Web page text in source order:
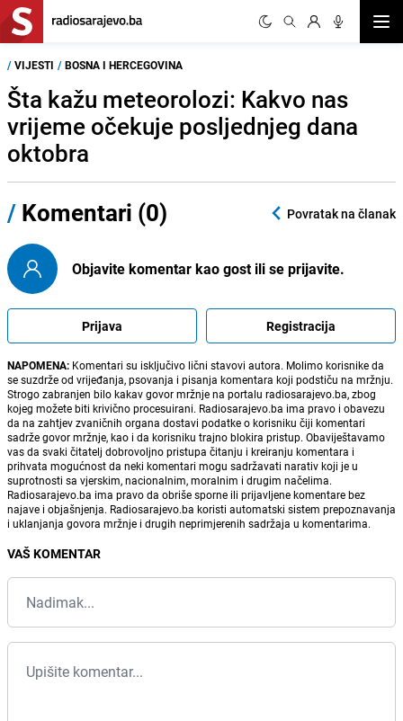
/ VIJESTI / BOSNA I HERCEGOVINA
Šta kažu meteorolozi: Kakvo nas
vrijeme očekuje posljednjeg dana
oktobra
/ Komentari (0) Povratak na članak
Objavite komentar kao gost ili se prijavite.
Prijava Registracija
NAPOMENA: Komentari su isključivo lični stavovi autora. Molimo korisnike da
se suzdrže od vrijeđanja, psovanja i pisanja komentara koji podstiču na mržnju.
Strogo zabranjen bilo kakav govor mržnje na portalu radiosarajevo.ba, zbog
kojeg možete biti krivično procesuirani. Radiosarajevo.ba ima pravo i obavezu
da na zahtjev zvaničnih organa dostavi podatke o korisniku čiji komentari
sadrže govor mržnje, kao i da korisniku trajno blokira pristup. Obaviještavamo
vas da svaki čitatelj dobrovoljno pristupa čitanju i kreiranju komentara i
prihvata mogućnost da neki komentari mogu sadržavati narativ koji je u
suprotnosti sa vjerskim, nacionalnim, moralnim i drugim načelima.
Radiosarajevo.ba ima pravo da obriše sporne ili prijavljene komentare bez
najave i objašnjenja. Radiosarajevo.ba koristi automatski sistem prepoznavanja
i uklanjanja govora mržnje i drugih neprimjerenih sadržaja u komentarima.
VAŠ KOMENTAR